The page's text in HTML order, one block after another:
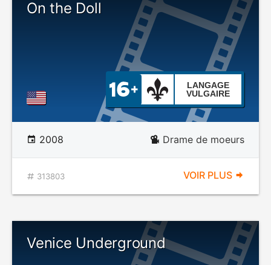
On the Doll
LANGAGE
VULGAIRE
2008 Drame de moeurs
313803 VOIR PLUS
Venice Underground